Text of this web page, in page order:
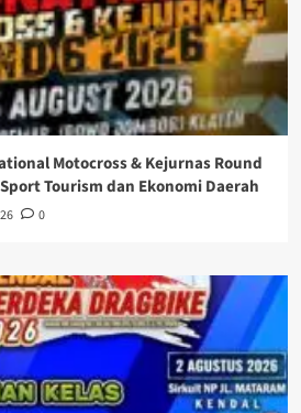
Motocross & Kejurnas Round
Tourism dan Ekonomi Daerah
0